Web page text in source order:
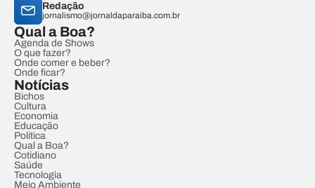
Redação
jornalismo@jornaldaparaiba.com.br
Qual a Boa?
Agenda de Shows
O que fazer?
Onde comer e beber?
Onde ficar?
Notícias
Bichos
Cultura
Economia
Educação
Política
Qual a Boa?
Cotidiano
Saúde
Tecnologia
Meio Ambiente